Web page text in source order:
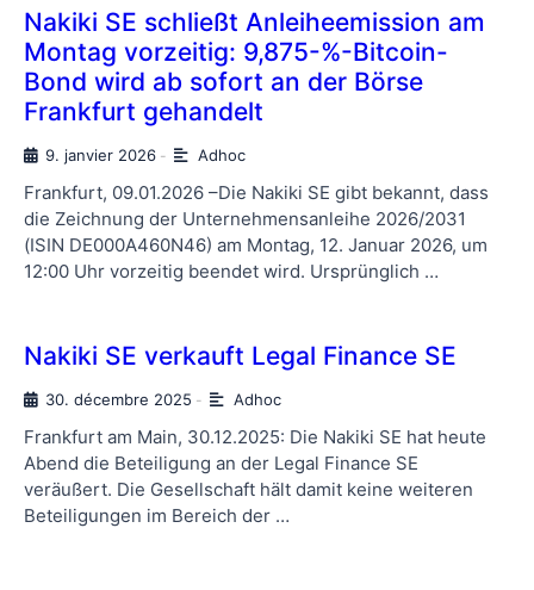
Nakiki SE schließt Anleiheemission am
Montag vorzeitig: 9,875-%-Bitcoin-
Bond wird ab sofort an der Börse
Frankfurt gehandelt
9. janvier 2026 - Adhoc
Frankfurt, 09.01.2026 –Die Nakiki SE gibt bekannt, dass
die Zeichnung der Unternehmensanleihe 2026/2031
(ISIN DE000A460N46) am Montag, 12. Januar 2026, um
12:00 Uhr vorzeitig beendet wird. Ursprünglich …
Nakiki SE verkauft Legal Finance SE
30. décembre 2025 - Adhoc
Frankfurt am Main, 30.12.2025: Die Nakiki SE hat heute
Abend die Beteiligung an der Legal Finance SE
veräußert. Die Gesellschaft hält damit keine weiteren
Beteiligungen im Bereich der …